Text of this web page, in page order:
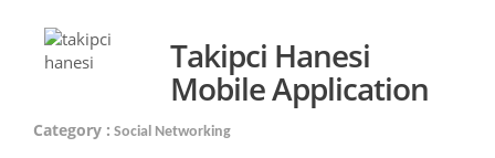
Takipci Hanesi
Mobile Application
Category : Social Networking